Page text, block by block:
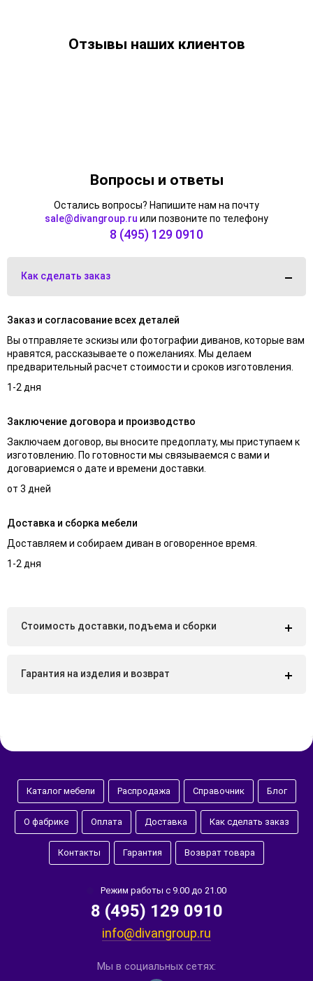
Отзывы наших клиентов
Вопросы и ответы
Остались вопросы? Напишите нам на почту
sale@divangroup.ru или позвоните по телефону
8 (495) 129 0910
Как сделать заказ
Заказ и согласование всех деталей
Вы отправляете эскизы или фотографии диванов, которые вам
нравятся, рассказываете о пожеланиях. Мы делаем
предварительный расчет стоимости и сроков изготовления.
1-2 дня
Заключение договора и производство
Заключаем договор, вы вносите предоплату, мы приступаем к
изготовлению. По готовности мы связываемся с вами и
договариемся о дате и времени доставки.
от 3 дней
Доставка и сборка мебели
Доставляем и собираем диван в оговоренное время.
1-2 дня
Стоимость доставки, подъема и сборки
Гарантия на изделия и возврат
Каталог мебели Распродажа Справочник Блог
О фабрике Оплата Доставка Как сделать заказ
Контакты Гарантия Возврат товара
Режим работы с 9.00 до 21.00
8 (495) 129 0910
info@divangroup.ru
Мы в социальных сетях: